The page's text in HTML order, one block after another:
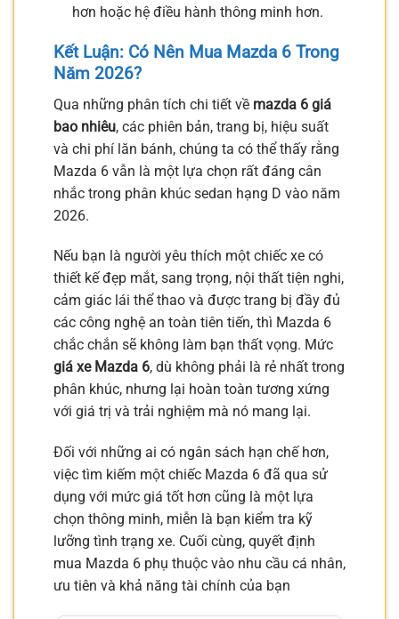
hơn hoặc hệ điều hành thông minh hơn.
Kết Luận: Có Nên Mua Mazda 6 Trong
Năm 2026?
Qua những phân tích chi tiết về mazda 6 giá
bao nhiêu, các phiên bản, trang bị, hiệu suất
và chi phí lăn bánh, chúng ta có thể thấy rằng
Mazda 6 vẫn là một lựa chọn rất đáng cân
nhắc trong phân khúc sedan hạng D vào năm
2026.
Nếu bạn là người yêu thích một chiếc xe có
thiết kế đẹp mắt, sang trọng, nội thất tiện nghi,
cảm giác lái thể thao và được trang bị đầy đủ
các công nghệ an toàn tiên tiến, thì Mazda 6
chắc chắn sẽ không làm bạn thất vọng. Mức
giá xe Mazda 6, dù không phải là rẻ nhất trong
phân khúc, nhưng lại hoàn toàn tương xứng
với giá trị và trải nghiệm mà nó mang lại.
Đối với những ai có ngân sách hạn chế hơn,
việc tìm kiếm một chiếc Mazda 6 đã qua sử
dụng với mức giá tốt hơn cũng là một lựa
chọn thông minh, miễn là bạn kiểm tra kỹ
lưỡng tình trạng xe. Cuối cùng, quyết định
mua Mazda 6 phụ thuộc vào nhu cầu cá nhân,
ưu tiên và khả năng tài chính của bạn